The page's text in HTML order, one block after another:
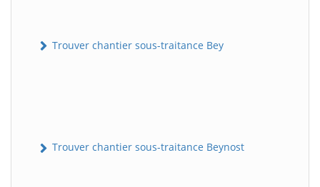
Trouver chantier sous-traitance Bey
Trouver chantier sous-traitance Beynost